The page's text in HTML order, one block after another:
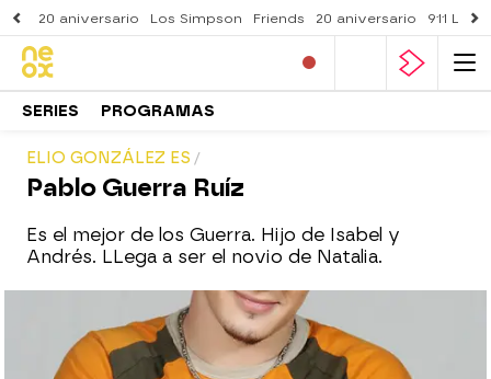
20 aniversario Los Simpson Friends 20 aniversario 911
SERIES PROGRAMAS
ELIO GONZÁLEZ ES
Pablo Guerra Ruíz
Es el mejor de los Guerra. Hijo de Isabel y
Andrés. LLega a ser el novio de Natalia.